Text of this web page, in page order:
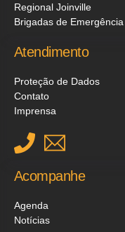
Regional Joinville
Brigadas de Emergência
Atendimento
Proteção de Dados
Contato
Imprensa
Acompanhe
Agenda
Notícias